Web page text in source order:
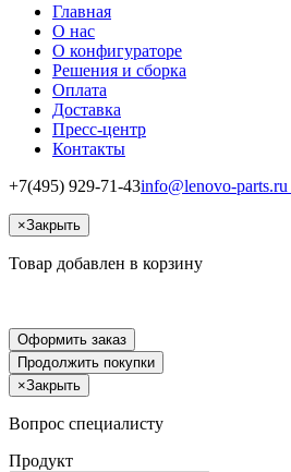
Главная
О нас
О конфигураторе
Решения и сборка
Оплата
Доставка
Пресс-центр
Контакты
+7(495) 929-71-43info@lenovo-parts.ru
×Закрыть
Товар добавлен в корзину
Оформить заказ
Продолжить покупки
×Закрыть
Вопрос специалисту
Продукт